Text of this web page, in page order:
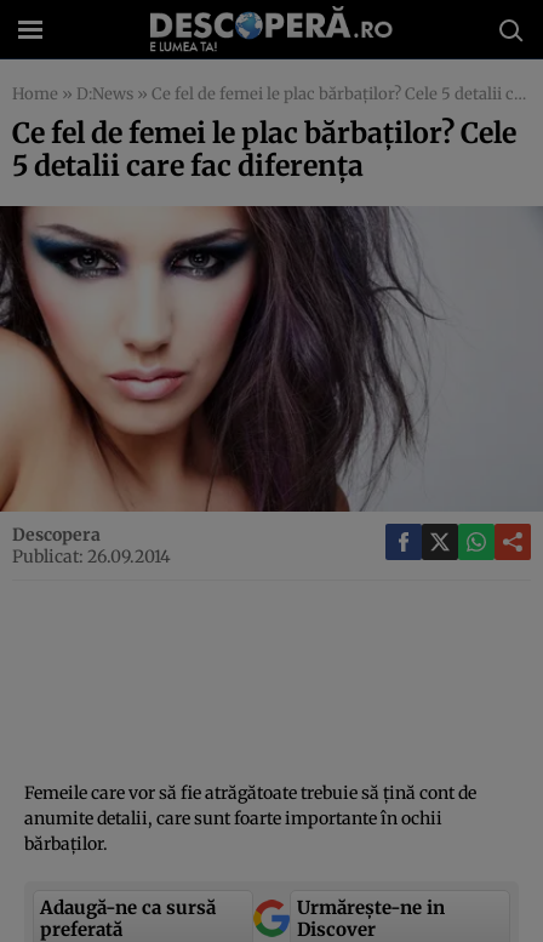
Home » D:News » Ce fel de femei le plac bărbaţilor? Cele 5 detalii care fac diferenţa
Ce fel de femei le plac bărbaţilor? Cele
5 detalii care fac diferenţa
Descopera
Publicat: 26.09.2014
Femeile care vor să fie atrăgătoate trebuie să ţină cont de
anumite detalii, care sunt foarte importante în ochii
bărbaţilor.
Adaugă-ne ca sursă
preferată
Urmărește-ne in
Discover